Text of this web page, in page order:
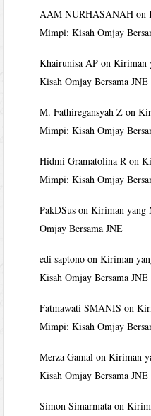
AAM NURHASANAH on
Mimpi: Kisah Omjay
Khairunisa AP onKiriman
Kisah Omjay Bersama JNE
M. Fathiregansyah Z on
Mimpi: Kisah Omjay
Hidmi Gramatolina R on
Mimpi: Kisah Omjay
PakDSus onKiriman yang
Omjay Bersama JNE
edi saptono onKiriman
Kisah Omjay Bersama JNE
Fatmawati SMANIS on
Mimpi: Kisah Omjay
Merza Gamal onKiriman
Kisah Omjay Bersama JNE
Simon Simarmata on